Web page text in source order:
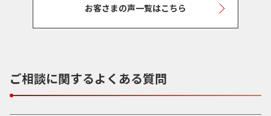
お客さまの声一覧はこちら
ご相談に関するよくある質問